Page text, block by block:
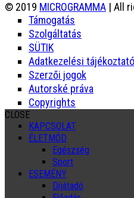
© 2019 MICROGRAMMA | All
Támogatás
Szolgáltatás
SÜTIK
Adatkezelési tájékoztató
Szerzői jogok
Autorské práva
Copyrights
CLOSE
KAPCSOLAT
ÉLETMÓD
Egészség
Sport
ESEMÉNY
Díjátadó